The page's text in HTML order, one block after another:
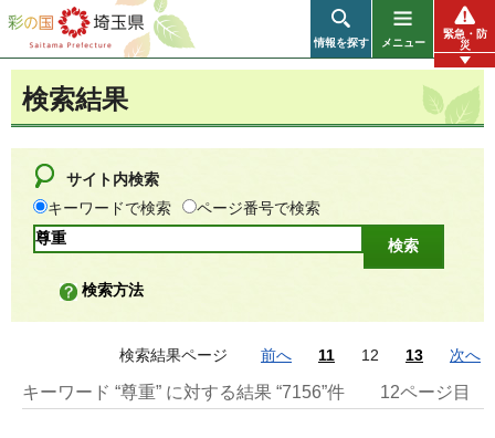
彩の国 埼玉県
情報を探す メニュー
緊急・防
災
検索結果
サイト内検索
キーワードで検索
ページ番号で検索
検索方法
検索結果ページ 前へ 11 12 13 次へ
キーワード “尊重” に対する結果 “7156”件 12ページ目